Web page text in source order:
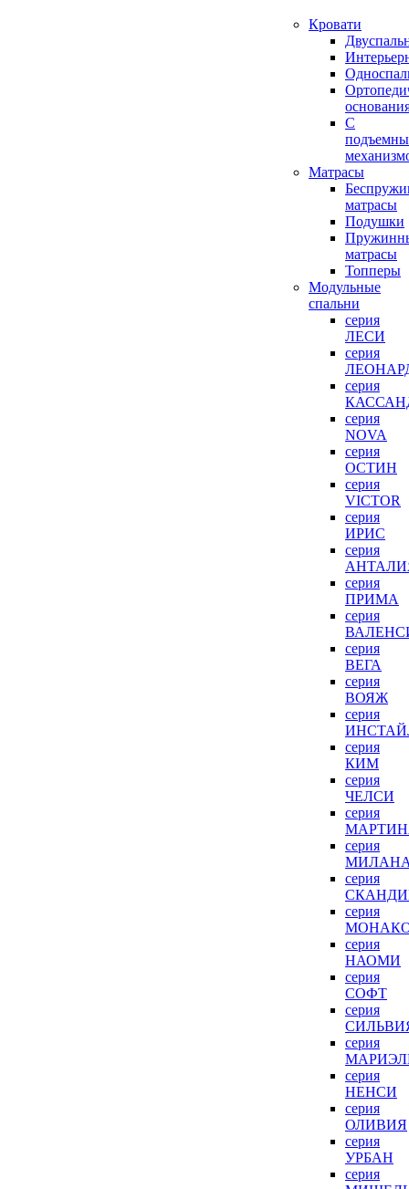
Кровати
С
Матрасы
матрасы
Подушки
матрасы
Топперы
Модульные
спальни
серия
ЛЕСИ
серия
серия
серия
NOVA
серия
ОСТИН
серия
VICTOR
серия
ИРИС
серия
серия
ПРИМА
серия
серия
ВЕГА
серия
ВОЯЖ
серия
серия
КИМ
серия
ЧЕЛСИ
серия
серия
серия
серия
серия
НАОМИ
серия
СОФТ
серия
серия
серия
НЕНСИ
серия
ОЛИВИЯ
серия
УРБАН
серия